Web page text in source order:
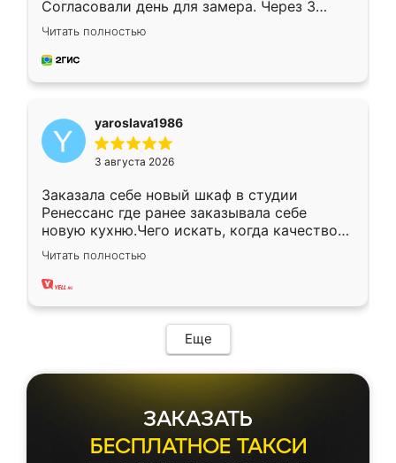
Согласовали день для замера. Через 3
недели кухня была уже готова. Остались
довольны работой. Спасибо Ренессанс
мебель за качественную работу!
Читать полностью
yaroslava1986
3 августа 2026
Заказала себе новый шкаф в студии
Ренессанс где ранее заказывала себе
новую кухню.Чего искать, когда качеством
вполне довольна. Служит кухня уже почти
два года, нареканий нет.
Читать полностью
Еще
ЗАКАЗАТЬ
БЕСПЛАТНОЕ ТАКСИ